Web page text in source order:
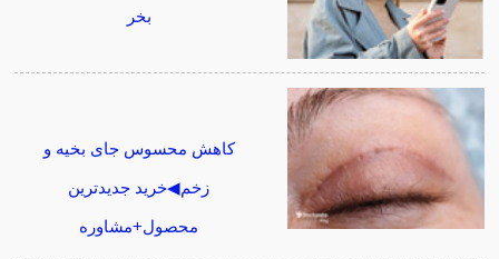
بخر
کاهش محسوس جای بخیه و
زخم◀خرید جدیدترین
محصول+مشاوره